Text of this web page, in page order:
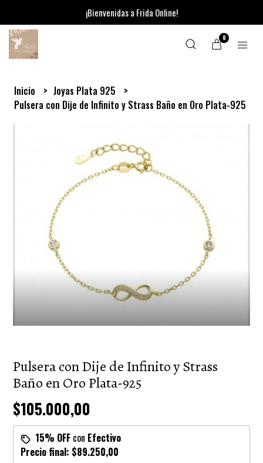
¡Bienvenidas a Frida Online!
0
Inicio
Joyas Plata 925
Pulsera con Dije de Infinito y Strass Baño en Oro Plata-925
Pulsera con Dije de Infinito y Strass
Baño en Oro Plata-925
$105.000,00
15% OFF con Efectivo
Precio final: $89.250,00